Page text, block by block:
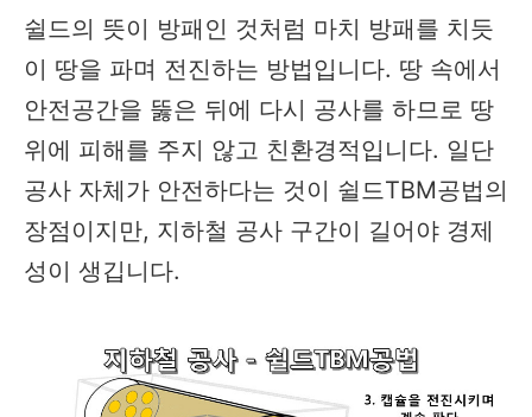
쉴드의 뜻이 방패인 것처럼 마치 방패를 치듯
이 땅을 파며 전진하는 방법입니다. 땅 속에서
안전공간을 뚫은 뒤에 다시 공사를 하므로 땅
위에 피해를 주지 않고 친환경적입니다. 일단
공사 자체가 안전하다는 것이 쉴드TBM공법의
장점이지만, 지하철 공사 구간이 길어야 경제
성이 생깁니다.